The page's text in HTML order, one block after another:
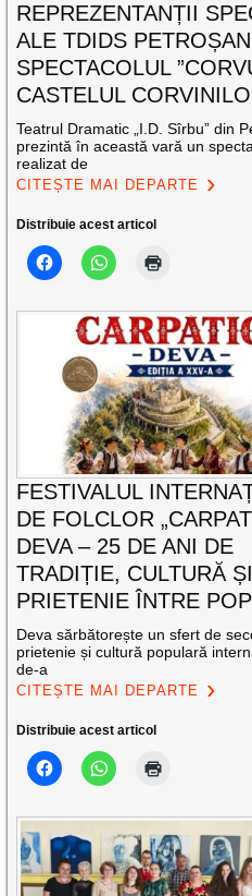
REPREZENTANȚII
ALE TDIDS
SPECTACOLUL
CASTELUL
Teatrul Dramatic „I.D. Sîrbu” din
prezintă în această vară un
realizat de
CITEȘTE MAI DEPARTE
Distribuie acest articol
FESTIVALUL
DE FOLCLOR
DEVA – 25 DE ANI DE
TRADIȚIE, CULTURĂ ȘI
PRIETENIE ÎNTRE
Deva sărbătorește un sfert de
prietenie și cultură populară
de-a
CITEȘTE MAI DEPARTE
Distribuie acest articol